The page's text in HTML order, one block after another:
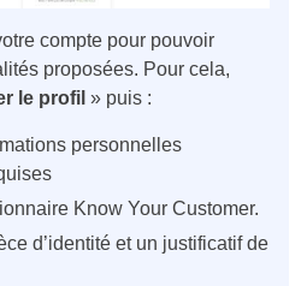
compte pour pouvoir
proposées. Pour cela,
le profil » puis :
personnelles
Know Your Customer.
d’identité et un justificatif de